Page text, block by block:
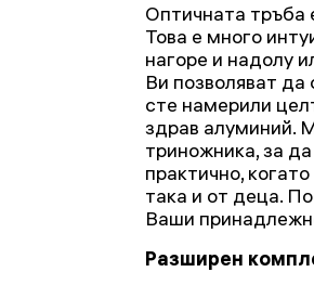
Оптичната тръба
Това е много
нагоре и надолу
Ви позволяват
сте намерили
здрав алуминий.
триножника, за
практично,
така и от деца.
Ваши
Разширен